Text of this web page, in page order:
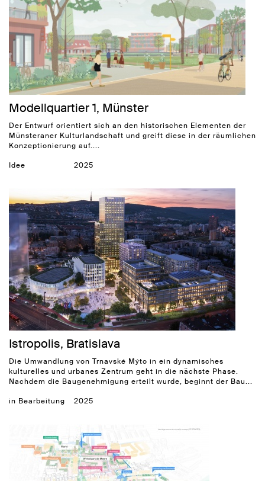
Modellquartier 1, Münster
Der Entwurf orientiert sich an den historischen Elementen der
Münsteraner Kulturlandschaft und greift diese in der räumlichen
Konzeptionierung auf....
Idee 2025
Istropolis, Bratislava
Die Umwandlung von Trnavské Mýto in ein dynamisches
kulturelles und urbanes Zentrum geht in die nächste Phase.
Nachdem die Baugenehmigung erteilt wurde, beginnt der Bau...
in Bearbeitung 2025